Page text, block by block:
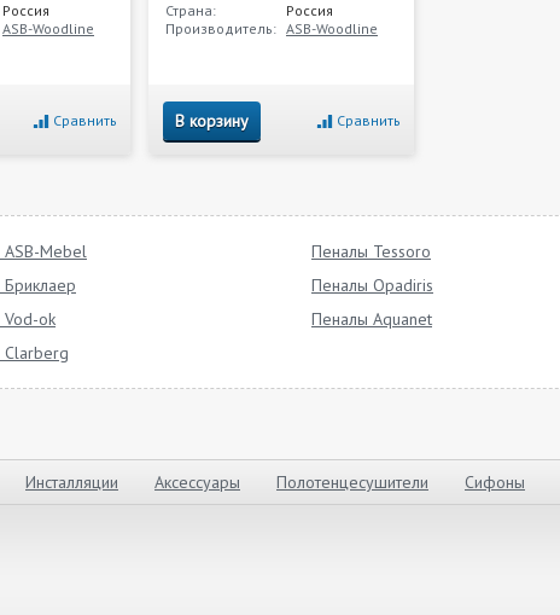
Россия
ASB-Woodline
Сравнить
Страна:
Россия
Производитель: ASB-Woodline
В корзину Сравнить
Mebel
Пеналы Tessoro
Пеналы Opadiris
ok
Пеналы Aquanet
Инсталляции Аксессуары Полотенцесушители Сифоны